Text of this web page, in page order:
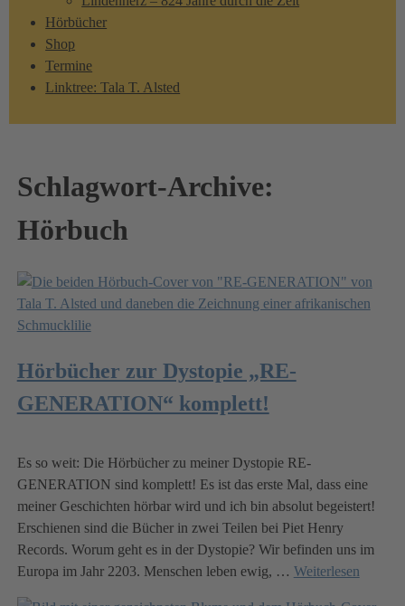
Hörbücher
Shop
Termine
Linktree: Tala T. Alsted
Schlagwort-Archive:
Hörbuch
Hörbücher zur Dystopie „RE-
GENERATION“ komplett!
Es so weit: Die Hörbücher zu meiner Dystopie RE-
GENERATION sind komplett! Es ist das erste Mal, dass eine
meiner Geschichten hörbar wird und ich bin absolut begeistert!
Erschienen sind die Bücher in zwei Teilen bei Piet Henry
Records. Worum geht es in der Dystopie? Wir befinden uns im
Europa im Jahr 2203. Menschen leben ewig, … Weiterlesen